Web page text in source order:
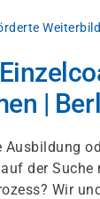
|
Ausbildung
der
Wir